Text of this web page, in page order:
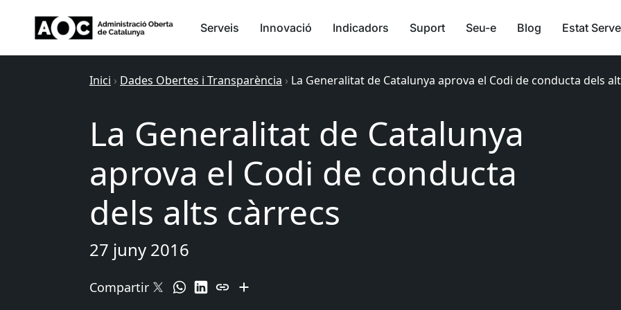
Serveis Innovació Indicadors Suport Seu-e Blog Estat
Inici › Dades Obertes i Transparència › La Generalitat de Catalunya aprova el Codi de conducta dels
La Generalitat de Catalunya
aprova el Codi de conducta
dels alts càrrecs
27 juny 2016
Compartir